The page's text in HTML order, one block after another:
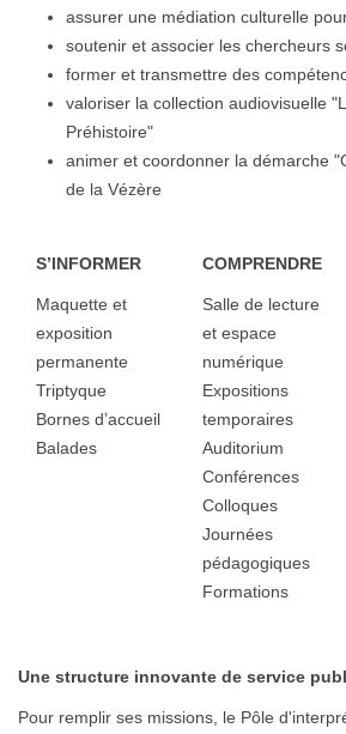
assurer une médiation culturelle
soutenir et associer les chercheurs
former et transmettre des
valoriser la collection audiovisuelle
Préhistoire"
animer et coordonner la démarche
de la Vézère
S’INFORMER
Maquette et
exposition
permanente
Triptyque
Bornes d’accueil
Balades
COMPRENDRE
Salle de lecture
et espace
numérique
Expositions
temporaires
Auditorium
Conférences
Colloques
Journées
pédagogiques
Formations
Une structure innovante de service
Pour remplir ses missions, le Pôle